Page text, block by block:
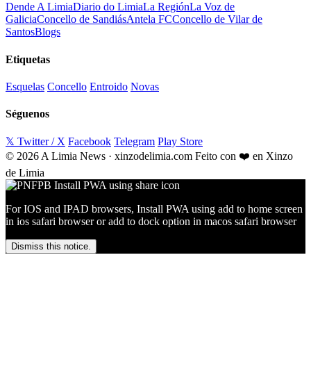
Dende A LimiaDiario do LimiaLa RegiónLa Voz de
GaliciaConcello de SandiásAntela FCConcello de Vilar de
SantosBlogs
Etiquetas
Esquelas Concello Entroido Novas
Séguenos
𝕏 Twitter / X Facebook Telegram Play Store
© 2026 A Limia News · xinzodelimia.com Feito con ❤️ en Xinzo
de Limia
For IOS and IPAD browsers, Install PWA using add to home screen
in ios safari browser or add to dock option in macos safari browser
Dismiss this notice.